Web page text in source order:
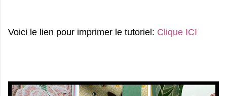
Voici le lien pour imprimer le tutoriel: Clique ICI